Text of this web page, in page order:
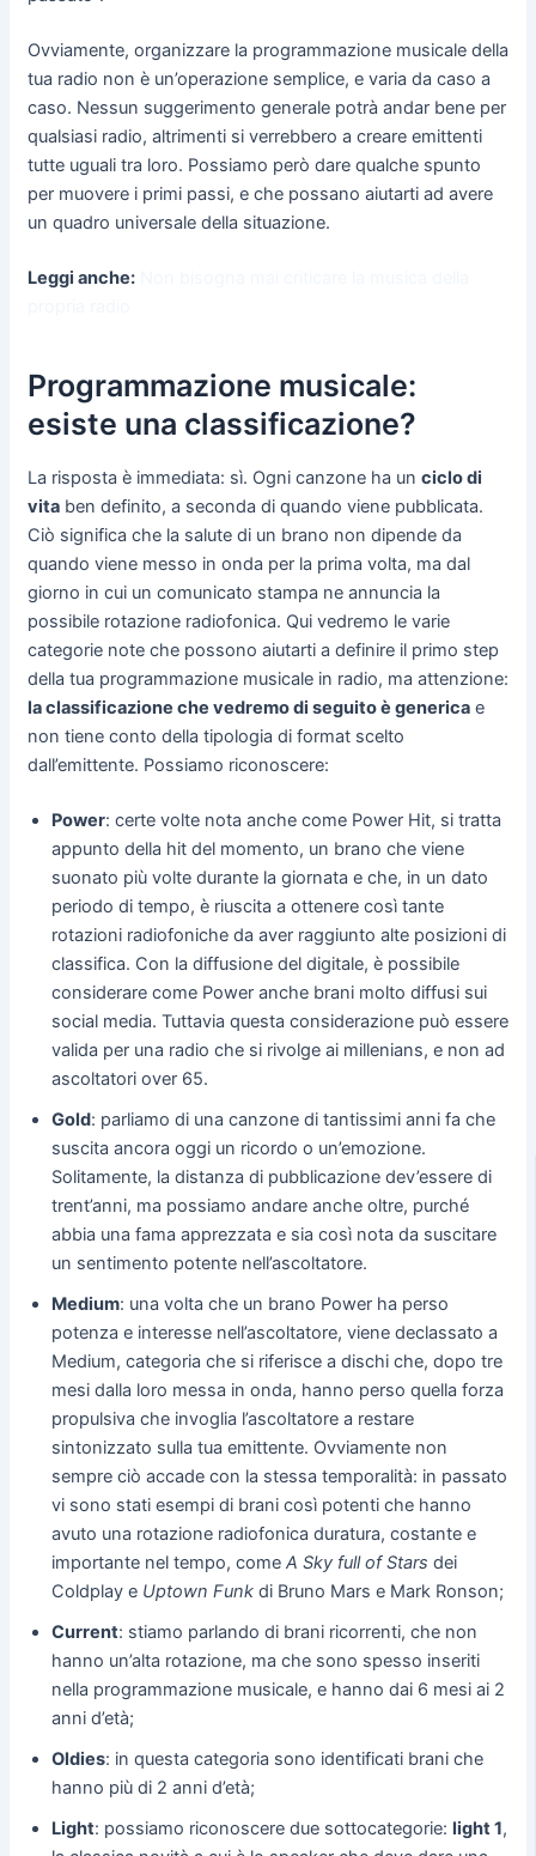
Ovviamente, organizzare la programmazione musicale della
tua radio non è un’operazione semplice, e varia da caso a
caso. Nessun suggerimento generale potrà andar bene per
qualsiasi radio, altrimenti si verrebbero a creare emittenti
tutte uguali tra loro. Possiamo però dare qualche spunto
per muovere i primi passi, e che possano aiutarti ad avere
un quadro universale della situazione.
Leggi anche:
Programmazione musicale:
esiste una classificazione?
La risposta è immediata: sì. Ogni canzone ha un ciclo di
vitaben definito, a seconda di quando viene pubblicata.
Ciò significa che la salute di un brano non dipende da
quando viene messo in onda per la prima volta, ma dal
giorno in cui un comunicato stampa ne annuncia la
possibile rotazione radiofonica. Qui vedremo le varie
categorie note che possono aiutarti a definire il primo step
della tua programmazione musicale in radio, ma attenzione:
la classificazione che vedremo di seguito è genericae
non tiene conto della tipologia di format scelto
dall’emittente. Possiamo riconoscere:
Power: certe volte nota anche come Power Hit, si tratta
appunto della hit del momento, un brano che viene
suonato più volte durante la giornata e che, in un dato
periodo di tempo, è riuscita a ottenere così tante
rotazioni radiofoniche da aver raggiunto alte posizioni di
classifica. Con la diffusione del digitale, è possibile
considerare come Power anche brani molto diffusi sui
social media. Tuttavia questa considerazione può essere
valida per una radio che si rivolge ai millenians, e non ad
ascoltatori over 65.
Gold: parliamo di una canzone di tantissimi anni fa che
suscita ancora oggi un ricordo o un’emozione.
Solitamente, la distanza di pubblicazione dev’essere di
trent’anni, ma possiamo andare anche oltre, purché
abbia una fama apprezzata e sia così nota da suscitare
un sentimento potente nell’ascoltatore.
Medium: una volta che un brano Power ha perso
potenza e interesse nell’ascoltatore, viene declassato a
Medium, categoria che si riferisce a dischi che, dopo tre
mesi dalla loro messa in onda, hanno perso quella forza
propulsiva che invoglia l’ascoltatore a restare
sintonizzato sulla tua emittente. Ovviamente non
sempre ciò accade con la stessa temporalità: in passato
vi sono stati esempi di brani così potenti che hanno
avuto una rotazione radiofonica duratura, costante e
importante nel tempo, come A Sky full of Stars dei
Coldplay e Uptown Funkdi Bruno Mars e Mark Ronson;
Current: stiamo parlando di brani ricorrenti, che non
hanno un’alta rotazione, ma che sono spesso inseriti
nella programmazione musicale, e hanno dai 6 mesi ai 2
anni d’età;
Oldies: in questa categoria sono identificati brani che
hanno più di 2 anni d’età;
Light: possiamo riconoscere due sottocategorie: light 1,